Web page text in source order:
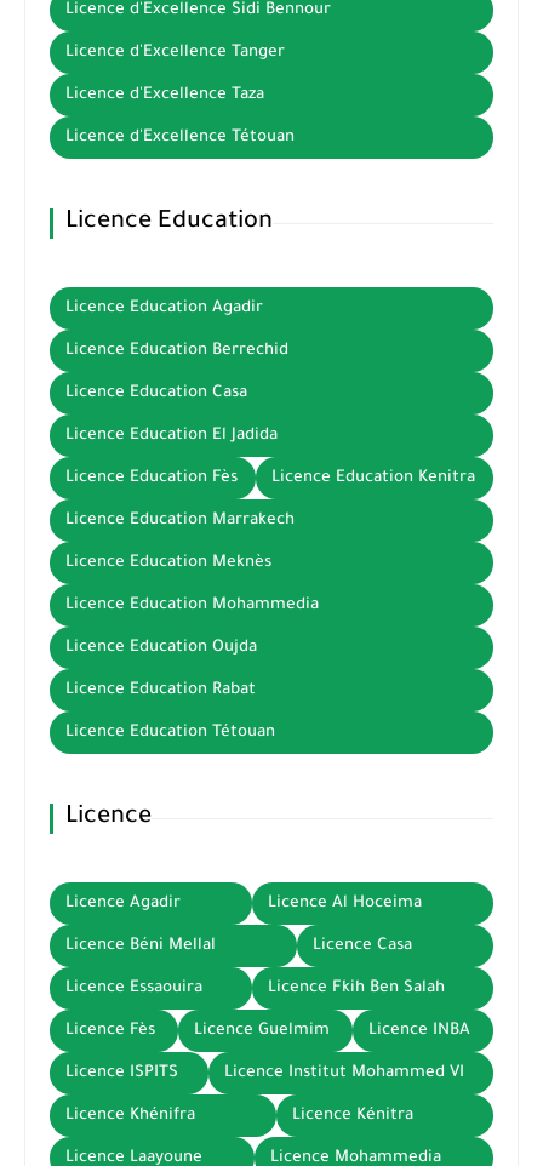
Licence d'Excellence Sidi Bennour
Licence d'Excellence Tanger
Licence d'Excellence Taza
Licence d'Excellence Tétouan
Licence Education
Licence Education Agadir
Licence Education Berrechid
Licence Education Casa
Licence Education El Jadida
Licence Education Fès Licence Education Kenitra
Licence Education Marrakech
Licence Education Meknès
Licence Education Mohammedia
Licence Education Oujda
Licence Education Rabat
Licence Education Tétouan
Licence
Licence Agadir Licence Al Hoceima
Licence Béni Mellal Licence Casa
Licence Essaouira Licence Fkih Ben Salah
Licence Fès Licence Guelmim Licence INBA
Licence ISPITS Licence Institut Mohammed VI
Licence Khénifra Licence Kénitra
Licence Laayoune Licence Mohammedia